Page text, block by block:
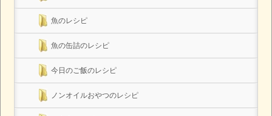
魚のレシピ
魚の缶詰のレシピ
今日のご飯のレシピ
ノンオイルおやつのレシピ